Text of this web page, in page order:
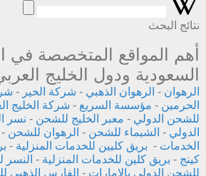
نتائج البحث
أهم المواقع المتخصصة في
السعودية ودول الخليج
الرهوان - الرهوان الذهبي - شركة الخير -
الحرمين - مؤسسة السريع - شركة الخليج
للشحن الدولي - معبر الخليج للشحن - نسر
الدولي - الشيماء للشحن - الرهوان للشحن -
الخدمات - بريق كليين للخدمات المنزلية -
كينج - بريق كلين للخدمات المنزلية - النسر
للشحن الدولي بالإمارات - الفارس الذهبي